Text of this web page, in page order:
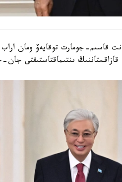
قاسىم-جومارت توقايەۆ ومان
قازاقستاننىڭ ىنتىماقتاستىقتى